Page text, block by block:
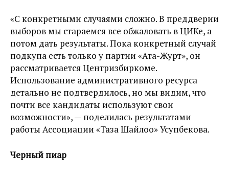
«С конкретными случаями сложно. В преддверии
выборов мы стараемся все обжаловать в ЦИКе, а
потом дать результаты. Пока конкретный случай
подкупа есть только у партии «Ата-Журт», он
рассматривается Центризбиркоме.
Использование административного ресурса
детально не подтвердилось, но мы видим, что
почти все кандидаты используют свои
возможности», — поделилась результатами
работы Ассоциации «Таза Шайлоо» Усупбекова.
Черный пиар